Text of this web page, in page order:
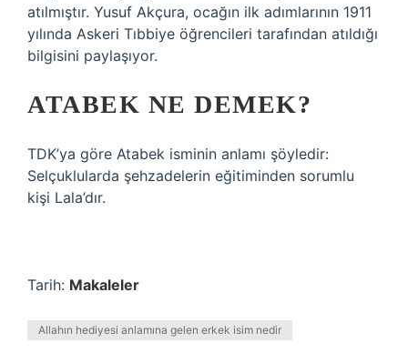
atılmıştır. Yusuf Akçura, ocağın ilk adımlarının 1911
yılında Askeri Tıbbiye öğrencileri tarafından atıldığı
bilgisini paylaşıyor.
ATABEK NE DEMEK?
TDK’ya göre Atabek isminin anlamı şöyledir:
Selçuklularda şehzadelerin eğitiminden sorumlu
kişi Lala’dır.
Tarih: Makaleler
Allahın hediyesi anlamına gelen erkek isim nedir